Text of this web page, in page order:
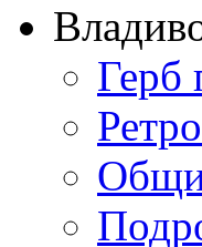
Герб